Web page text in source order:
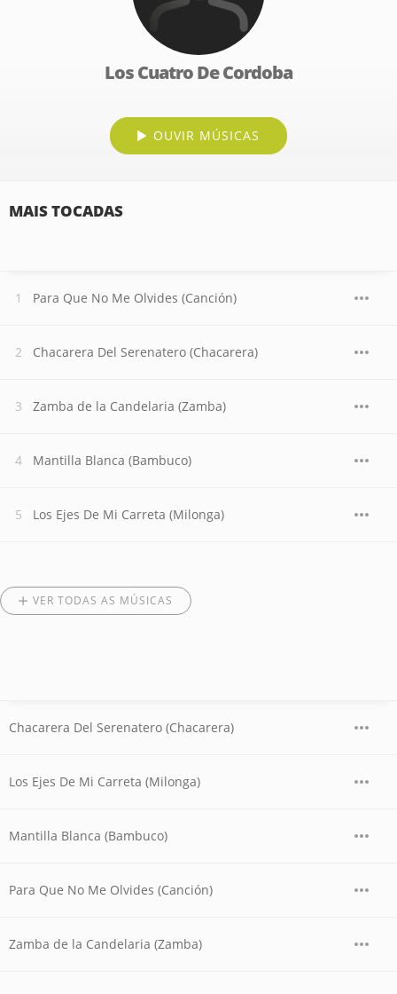
Los Cuatro De Cordoba
OUVIR MÚSICAS
MAIS TOCADAS
Para Que No Me Olvides (Canción)
Chacarera Del Serenatero (Chacarera)
Zamba de la Candelaria (Zamba)
Mantilla Blanca (Bambuco)
Los Ejes De Mi Carreta (Milonga)
VER TODAS AS MÚSICAS
Chacarera Del Serenatero (Chacarera)
Los Ejes De Mi Carreta (Milonga)
Mantilla Blanca (Bambuco)
Para Que No Me Olvides (Canción)
Zamba de la Candelaria (Zamba)